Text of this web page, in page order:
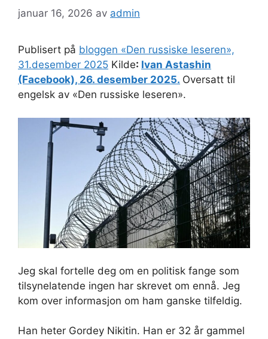
januar 16, 2026 av admin
Publisert på bloggen «Den russiske leseren»,
31.desember 2025 Kilde: Ivan Astashin
(Facebook), 26. desember 2025. Oversatt til
engelsk av «Den russiske leseren».
Jeg skal fortelle deg om en politisk fange som
tilsynelatende ingen har skrevet om ennå. Jeg
kom over informasjon om ham ganske tilfeldig.
Han heter Gordey Nikitin. Han er 32 år gammel